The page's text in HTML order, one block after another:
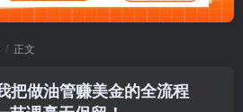
正文
把做油管赚美金的全流程